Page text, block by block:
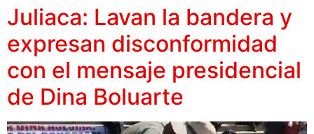
Juliaca: Lavan la bandera y
expresan disconformidad
con el mensaje presidencial
de Dina Boluarte